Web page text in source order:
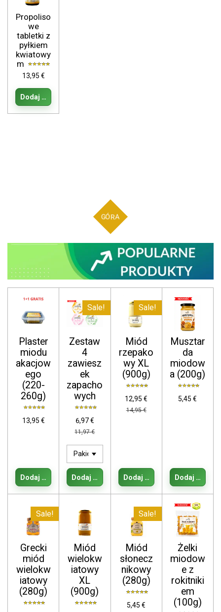
Propoliso
we
tabletki z
pyłkiem
kwiatowy
m
13,95 €
Dodaj do koszyka
GÓRA
Plaster
miodu
akacjow
ego
(220-
260g)
13,95 €
Dodaj do koszyka
Sale!
Zestaw
4
zawiesz
ek
zapacho
wych
6,97 €
11,97 €
Dodaj do koszyka
Sale!
Miód
rzepako
wy XL
(900g)
12,95 €
14,95 €
Dodaj do koszyka
Musztar
da
miodow
a (200g)
5,45 €
Dodaj do
Sale!
Grecki
miód
wielokw
iatowy
(280g)
Miód
wielokw
iatowy
XL
(900g)
Sale!
Miód
słonecz
nikowy
(280g)
5,45 €
Żelki
miodow
e z
rokitniki
em
(100g)